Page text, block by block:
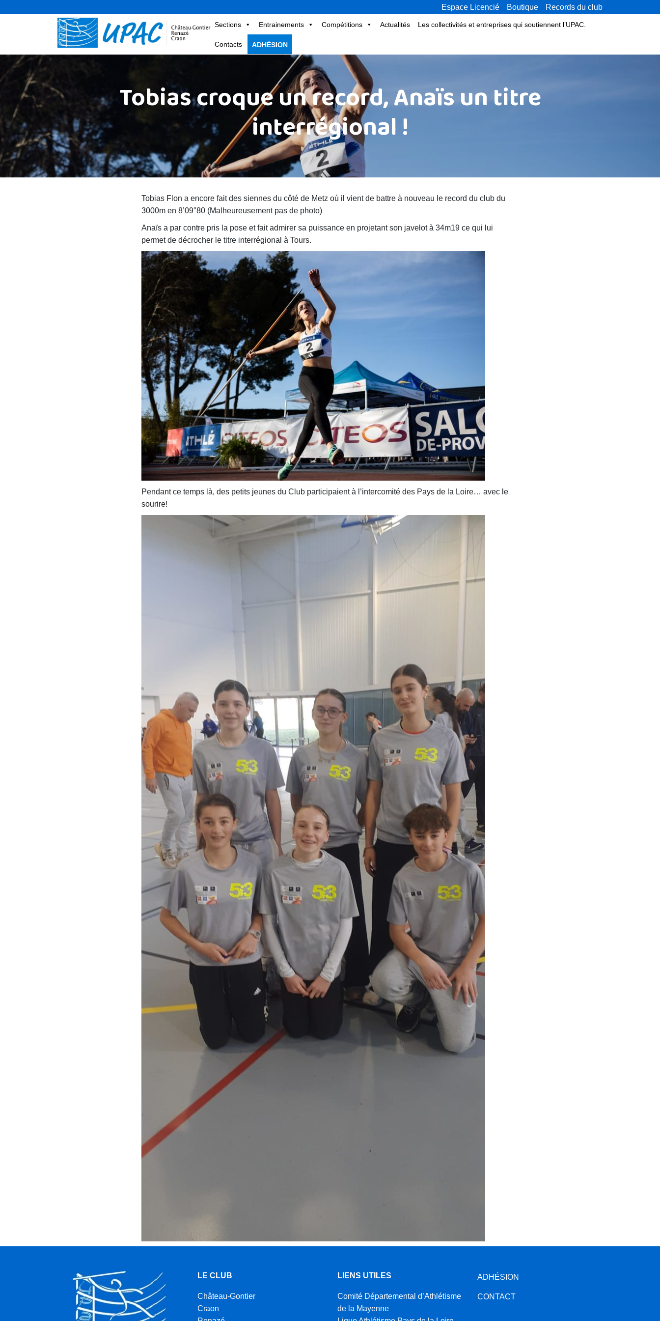
Espace Licencié Boutique Records du club
Sections Entrainements Compétitions Actualités Les collectivités et entreprises qui soutiennent l’UPAC.
Contacts ADHÉSION
Tobias croque un record, Anaïs un titre
interrégional !
Tobias Flon a encore fait des siennes du côté de Metz où il vient de battre à nouveau le record du club du
3000m en 8’09″80 (Malheureusement pas de photo)
Anaïs a par contre pris la pose et fait admirer sa puissance en projetant son javelot à 34m19 ce qui lui
permet de décrocher le titre interrégional à Tours.
Pendant ce temps là, des petits jeunes du Club participaient à l’intercomité des Pays de la Loire… avec le
sourire!
LE CLUB
Château-Gontier
Craon
LIENS UTILES
Comité Départemental d’Athlétisme
de la Mayenne
ADHÉSION
CONTACT